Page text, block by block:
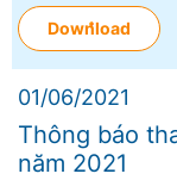
Download
01/06/2021
Thông báo
năm 2021